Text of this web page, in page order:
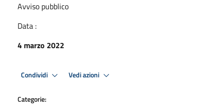
Avviso pubblico
Data :
4 marzo 2022
Condividi Vedi azioni
Categorie: